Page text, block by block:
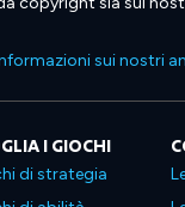
sui nostri
I GIOCHI
di strategia